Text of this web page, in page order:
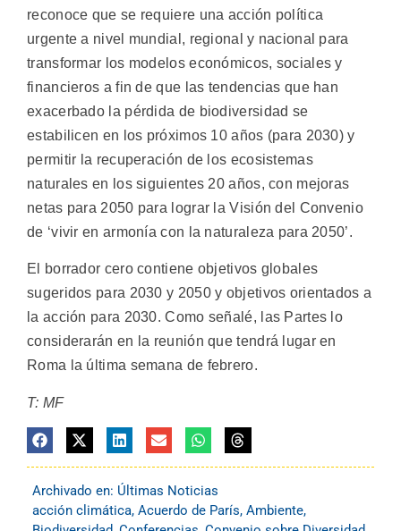
reconoce que se requiere una acción política
urgente a nivel mundial, regional y nacional para
transformar los modelos económicos, sociales y
financieros a fin de que las tendencias que han
exacerbado la pérdida de biodiversidad se
estabilicen en los próximos 10 años (para 2030) y
permitir la recuperación de los ecosistemas
naturales en los siguientes 20 años, con mejoras
netas para 2050 para lograr la Visión del Convenio
de ‘vivir en armonía con la naturaleza para 2050’.
El borrador cero contiene objetivos globales
sugeridos para 2030 y 2050 y objetivos orientados a
la acción para 2030. Como señalé, las Partes lo
considerarán en la reunión que tendrá lugar en
Roma la última semana de febrero.
T: MF
Archivado en: Últimas Noticias
acción climática, Acuerdo de París, Ambiente,